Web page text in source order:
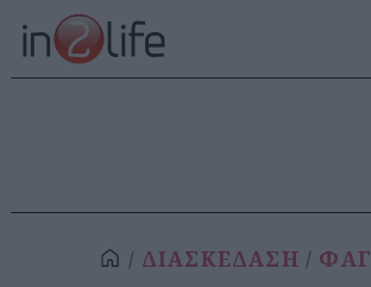
ΔΙΑΣΚΕΔΑΣΗ